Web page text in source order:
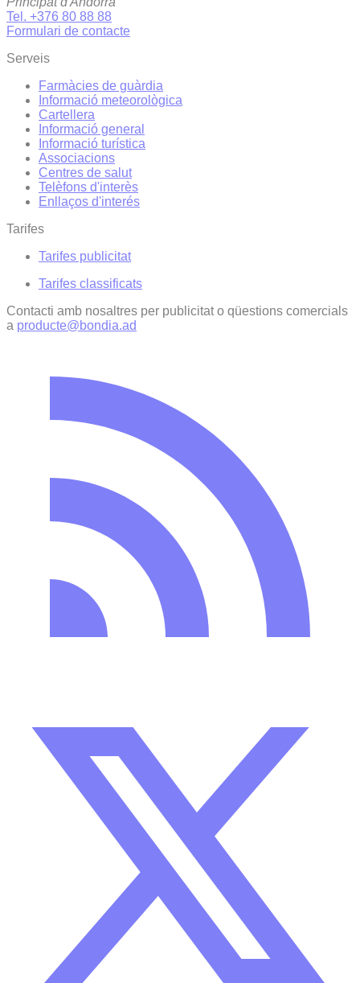
Tel. +376 80 88 88
Formulari de contacte
Serveis
Farmàcies de guàrdia
Informació meteorològica
Cartellera
Informació general
Informació turística
Associacions
Centres de salut
Telèfons d'interès
Enllaços d'interés
Tarifes
Tarifes publicitat
Tarifes classificats
Contacti amb nosaltres per publicitat o qüestions comercials
a producte@bondia.ad